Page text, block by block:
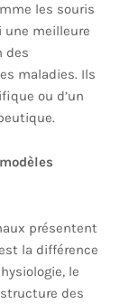
les souris
une meilleure
des
maladies. Ils
ou d’un
présentent
la différence
le
des